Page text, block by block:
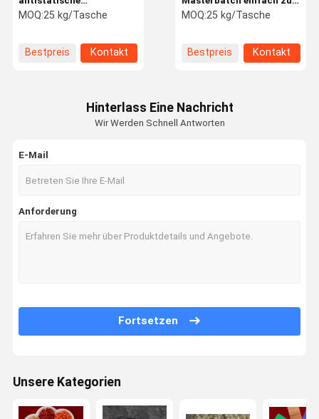
Masterbatches,
langlebig,
MOQ:25 kg/Tasche
Bestpreis Kontakt
verarbeiten Funktionale
Masterbatch
MOQ:25 kg/Tasche
Bestpreis Kontakt
Hinterlass Eine Nachricht
Wir Werden Schnell Antworten
E-Mail
Anforderung
Fortsetzen
Unsere Kategorien